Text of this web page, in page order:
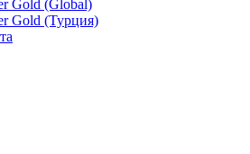
Gold (Global)
Gold (Турция)